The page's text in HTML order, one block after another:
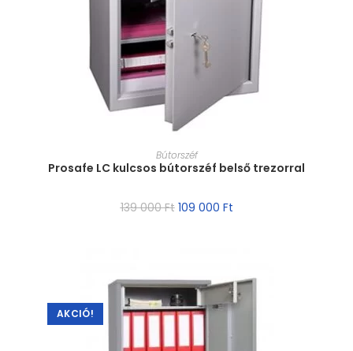
MÉRET VÁLASZTÁSA
Bútorszéf
Prosafe LC kulcsos bútorszéf belső trezorral
139 000Ft 109 000 Ft
AKCIÓ!